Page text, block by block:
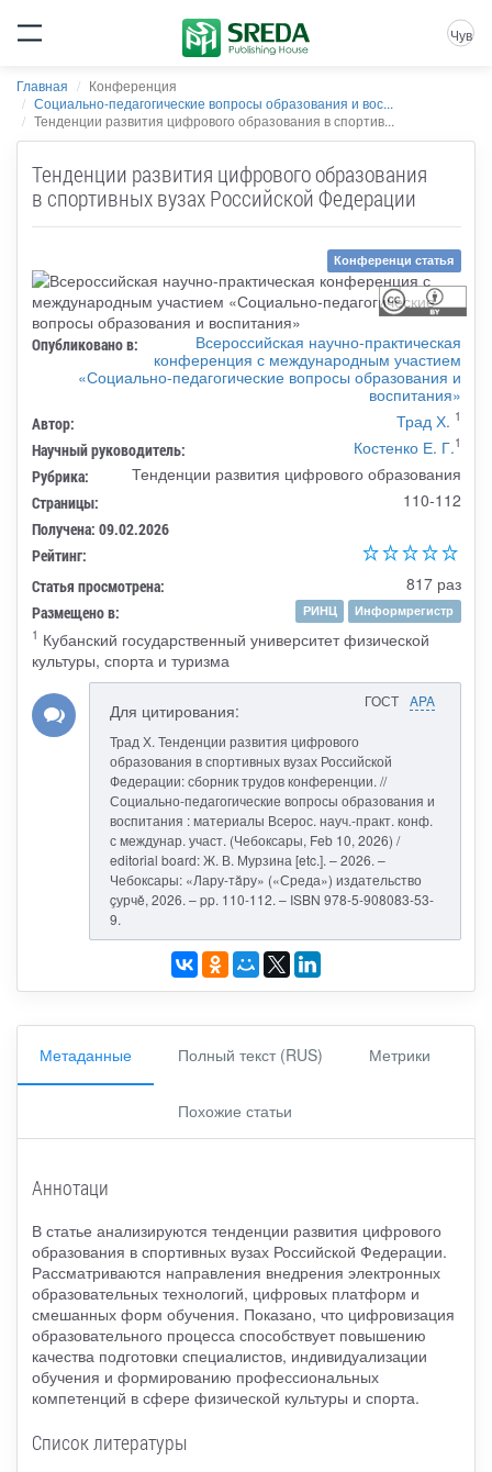
Чув
Главная
Конференция
Социально-педагогические вопросы образования и вос...
Тенденции развития цифрового образования в спортив...
Тенденции развития цифрового образования
в спортивных вузах Российской Федерации
Конференци статья
Опубликовано в:
Всероссийская научно-практическая
конференция с международным участием
«Социально-педагогические вопросы образования и
воспитания»
Автор: Трад Х. 1
Научный руководитель: Костенко Е. Г.1
Рубрика: Тенденции развития цифрового образования
Страницы: 110-112
Получена: 09.02.2026
Рейтинг:
Статья просмотрена:
817 раз
Размещено в: РИНЦ
Информрегистр
1 Кубанский государственный университет физической
культуры, спорта и туризма
ГОСТ APA
Для цитирования:
Трад Х. Тенденции развития цифрового
образования в спортивных вузах Российской
Федерации: сборник трудов конференции. //
Социально-педагогические вопросы образования и
воспитания : материалы Всерос. науч.-практ. конф.
с междунар. участ. (Чебоксары, Feb 10, 2026) /
editorial board: Ж. В. Мурзина [etc.]. – 2026. –
Чебоксары: «Лару-тăру» («Среда») издательство
çурчě, 2026. – pp. 110-112. – ISBN 978-5-908083-53-
9.
Метаданные Полный текст (RUS) Метрики
Похожие статьи
Аннотаци
В статье анализируются тенденции развития цифрового
образования в спортивных вузах Российской Федерации.
Рассматриваются направления внедрения электронных
образовательных технологий, цифровых платформ и
смешанных форм обучения. Показано, что цифровизация
образовательного процесса способствует повышению
качества подготовки специалистов, индивидуализации
обучения и формированию профессиональных
компетенций в сфере физической культуры и спорта.
Список литературы